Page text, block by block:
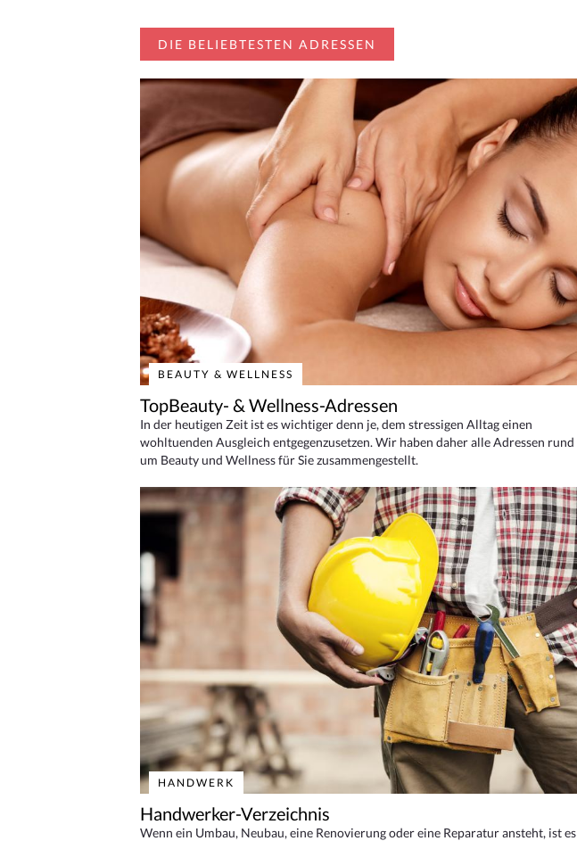
DIE BELIEBTESTEN ADRESSEN
BEAUTY & WELLNESS
TopBeauty- & Wellness-Adressen
In der heutigen Zeit ist es wichtiger denn je, dem stressigen Alltag einen
wohltuenden Ausgleich entgegenzusetzen. Wir haben daher alle Adressen rund
um Beauty und Wellness für Sie zusammengestellt.
HANDWERK
Handwerker-Verzeichnis
Wenn ein Umbau, Neubau, eine Renovierung oder eine Reparatur ansteht, ist es